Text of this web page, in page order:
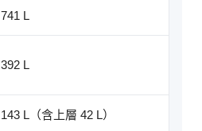
741 L
392 L
143 L（含上層 42 L）